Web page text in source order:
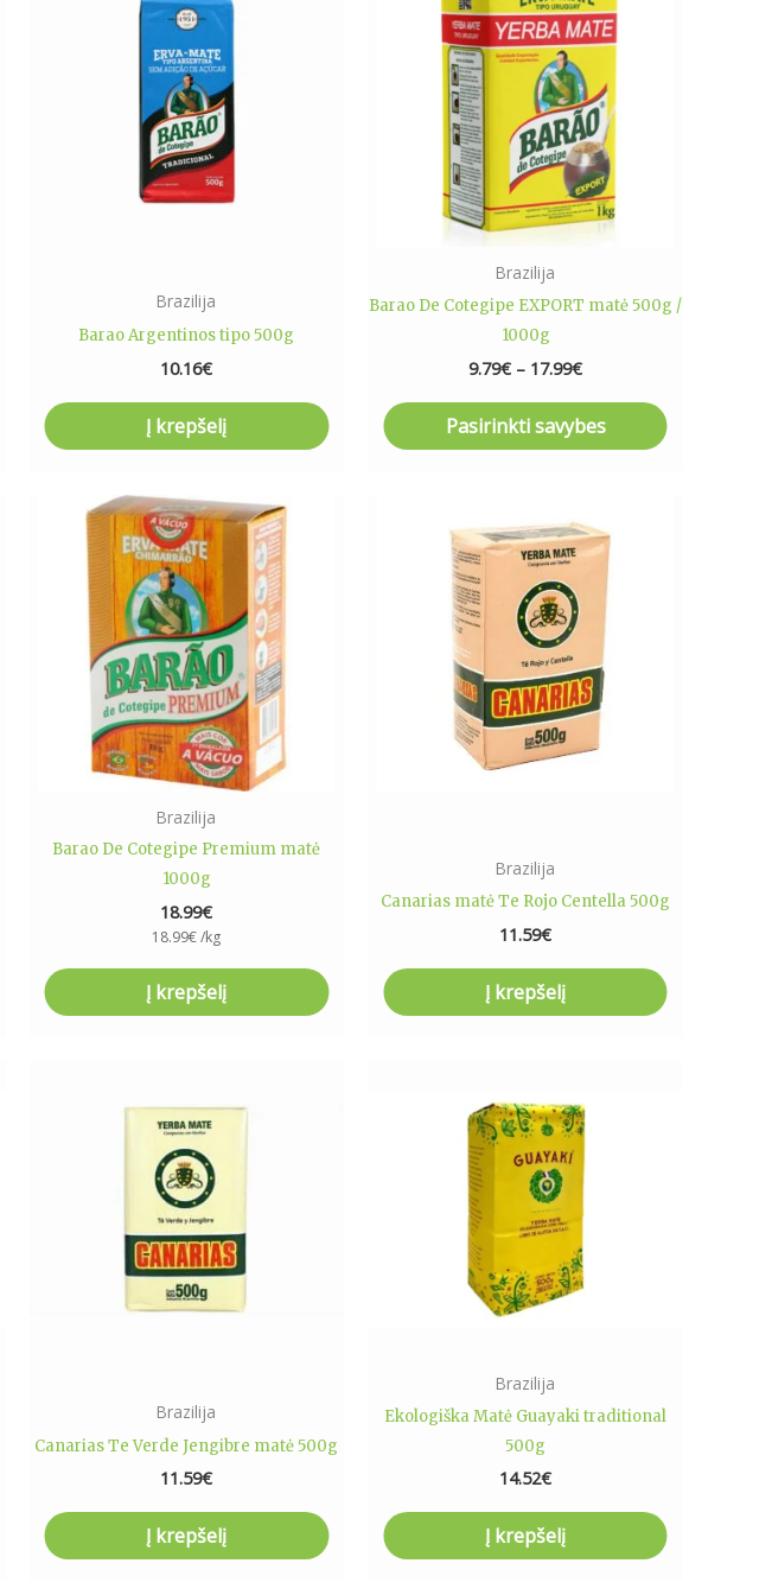
Brazilija
Barao Argentinos tipo 500g
10.16€
Į krepšelį
Brazilija
Barao De Cotegipe EXPORT matė 500g /
1000g
9.79€ – 17.99€
through
17.99€
Pasirinkti savybes
has
multiple
variants.
The
options
may
be
chosen
on
the
product
page
Brazilija
Barao De Cotegipe Premium matė
1000g
18.99€
18.99€/kg
Į krepšelį
Brazilija
Canarias matė Te Rojo Centella 500g
11.59€
Į krepšelį
Brazilija
Canarias Te Verde Jengibre matė 500g
11.59€
Į krepšelį
Brazilija
Ekologiška Matė Guayaki traditional
500g
14.52€
Į krepšelį